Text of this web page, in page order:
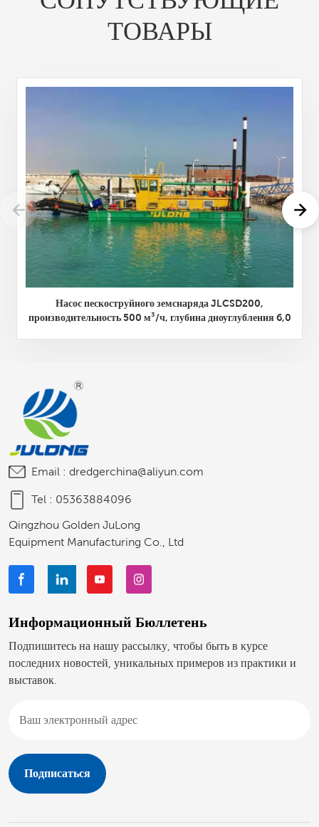
ТОВАРЫ
Насос пескоструйного земснаряда JLCSD200,
производительность 500 м³/ч, глубина дноуглубления 6,0
Email : dredgerchina@aliyun.com
Tel : 05363884096
Qingzhou Golden JuLong
Equipment Manufacturing Co., Ltd
Информационный Бюллетень
Подпишитесь на нашу рассылку, чтобы быть в курсе
последних новостей, уникальных примеров из практики и
выставок.